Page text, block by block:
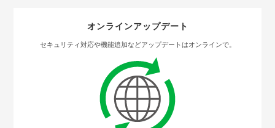
オンラインアップデート
セキュリティ対応や機能追加などアップデートはオンラインで。